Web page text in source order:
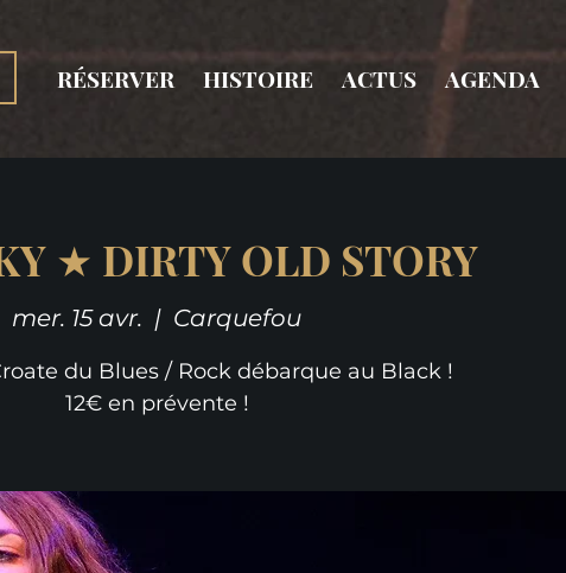
RÉSERVER HISTOIRE ACTUS AGENDA
★ DIRTY OLD STORY
mer. 15 avr.
  |
Carquefou
du Blues / Rock débarque au Black !
12€ en prévente !